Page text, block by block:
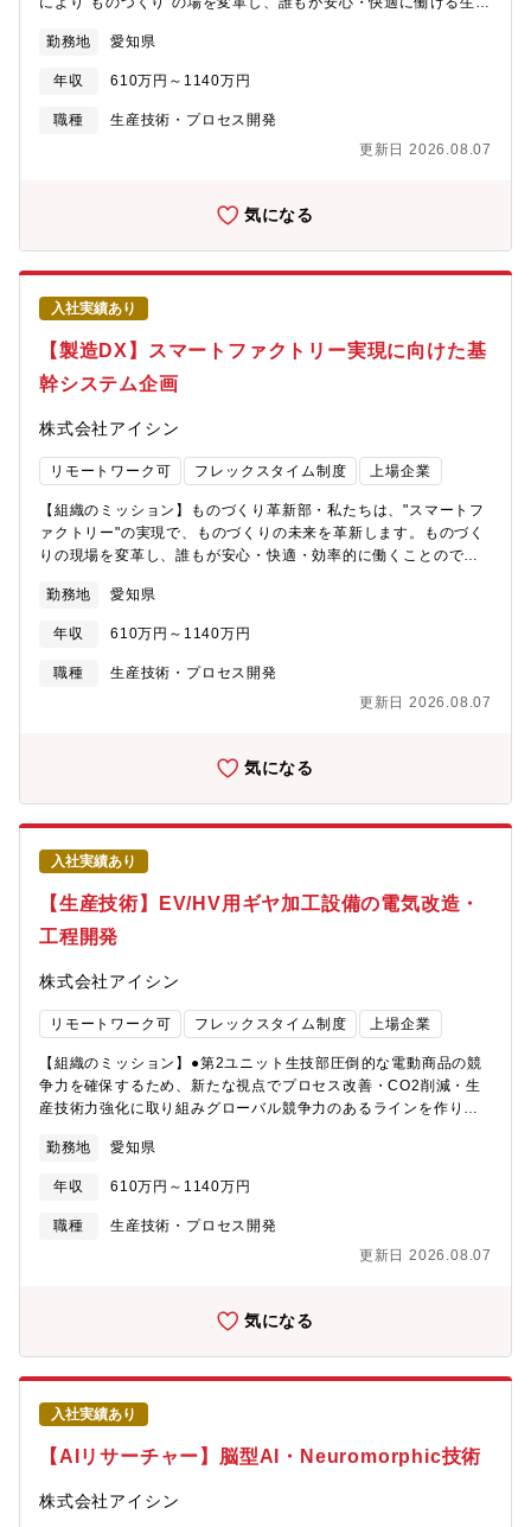
在／経験・志向に応じて要相談
自働化技術を研究開発し、確実な号口導入により安心・快適に働
ける生産現場を提供します。【募集背景】生産技術革新により持
続可能な社会づくりの促進に貢献するため、アイシンでは止まら
ない工場、タイムリーかつリーンな自律生産の実現を目指し、各
でいます。実現に向けて、工場内の生産をデジタル化、自働化し
業（運搬、整列、組付けなど）を自働化するための技術開発に取
り組んでいます。【業務のやりがい】・工場内の人作業の自働化
により持続可能な社会づくりに貢献できます・世の中でも事例の
少ないヒューマノイド、フィジカルAIの工場現場実装に携わるこ
とができます・海外工場へもグローバル展開できます【職務内
容】工場現場における人作業の自働化（ロボット導入）を加速さ
せるため、フィジカルAIの現場活用に向けた技術開発を担当して
いただきます。シミュレーションと実機を連携させた開発環境で
の検証から、実際の現場への適用に伴って生じる課題の解決まで
務内容】フィジカルAIの工場現場への適用・ロボット実機（ヒュ
ーマノイド含む）を活用した現場動作検証(検証エリア・工場現
場)・ロボット-センシング機器の制御・通信技術開発・データ収
SimAI処理PC保有、クラウド環境、各種ロボット保有、ロボット
評価用実機検証エリア保有【語学】TOEIC600点以上を歓迎
（TOEICスコアに限定せず、同等の語学力があれば歓迎します）●
業務での英語使用メール／時々ある資料・文書読解／時々ある電
勤務地 愛知県
年収 610万円～1140万円
職種
生産技術・プロセス開発
更新日 2026.08.07
気になる
入社実績あり
【製造DX】スマートファクトリー実現に向けた基
幹システム企画
株式会社アイシン
リモートワーク可 フレックスタイム制度 上場企業
【組織のミッション】ものづくり革新部・私たちは、"スマートフ
ァクトリー"の実現で、ものづくりの未来を革新します。ものづく
りの現場を変革し、誰もが安心・快適・効率的に働くことのでき
技術を活用することにより、ものづくりに無限の可能性を提供し
ます！デジタルエンジニアリングの追求により生産技術・設備技
術・製造プロセスを変革させるスピードを加速させます。5年後、
10年後の未来を予測し、より良い環境を構築し、新たな付加価値
は、"ものづくり"現場を変革し、誰もが安心で快適かつ効率的に働
て、工場の「スマートファクトリー」化を推進しています。デジ
タル技術を最大限に活用したエンジニアリングチェーンやサプラ
イチェーンの早期構築に向け、自らのアイデアを主体的に社内外
に提案・推進できる"ものづくり"に精通したITエンジニアを募集し
ます！【業務のやりがい】・自動化、ＡＩ、シミュレーションな
どの最新技術に日々携わることができます。・自らのアイデアを
社内外に発信でき、メンバーの協力関係のもとで企画・開発がで
きます。・業界の変化スピードを楽しみながらプロセス変革や技
術開発に挑戦でき、自己成長を実感できる職場です。【職務内
効率的な業務プロセスの企画・推進を担当いただきます。・自動
化、AI、物流シミュレーション、設備シミュレーションなどの試
験研究・実用化を担当いただきます。・国内外のグループ会社を
容】・PLM、MESなど設計部署と工場間のデータ連携・活用を中
心とする基幹システムの企画・開発・導入・生産技術、設備技
術、製造の領域におけるシミュレーション環境構築などデジタル
エンジニアリング活動・製品設計や生産技術スタッフ、工場スタ
Java、Python、HTMLなど・Microsoft SQL、PostgreSQLな
ットプログラムなど・Unity(ゲームエンジン)、Unityアセット・
Office(Excel、Word、PowerPoint)【求める人物像】・関係者を
レンジすることが好きな方、新しい知識を日々習得することが好
ある資料・文書読解／時々ある電話会議・商談／時々ある駐在／
勤務地 愛知県
年収 610万円～1140万円
職種
生産技術・プロセス開発
更新日 2026.08.07
気になる
入社実績あり
【生産技術】EV/HV用ギヤ加工設備の電気改造・
工程開発
株式会社アイシン
リモートワーク可 フレックスタイム制度 上場企業
【組織のミッション】●第2ユニット生技部圧倒的な電動商品の競
争力を確保するため、新たな視点でプロセス改善・CO2削減・生
産技術力強化に取り組みグローバル競争力のあるラインを作りこ
ンの工程設計から次世代ギヤラインの構想、革新技術開発を推進
しています【募集背景】車の電動化など車両構造の変革に合わせ
て、生産技術革新を進め他社を凌駕する魅力ある商品をお客様に
提供しなければなりません。今までの経験・技術を活かして、更
ができる製品を一緒になって進めていただける人材を必要として
品の価値向上に直接貢献できます。苦労して何年もかけて開発し
たものが、実際に量産工程に導入されたときは大きな達成感を得
られます。【職務内容】EV/HV用ギヤ加工に使用する工作機械の
機能アップ(電気改造等の内製化)を開発テーマのひとつとして取り
組んでいます。このチームの立上げに関わる電気改造開発をお任
せします。生産性向上・品質向上・自動化対応改造を進めなが
ら、新技術に取り組んでいきます。工作機械改造内製化などをご
担当いただきます。（電気1名）【具体的な業務内容】・ホブ盤や
歯車研削盤の電気ハードソフト改造の工作機械内製化 （生産性
向上・自動化ソフト改造・機能アップに伴うソフト改造など）・
勤務地 愛知県
年収 610万円～1140万円
職種
生産技術・プロセス開発
更新日 2026.08.07
気になる
入社実績あり
【AIリサーチャー】脳型AI・Neuromorphic技術
株式会社アイシン